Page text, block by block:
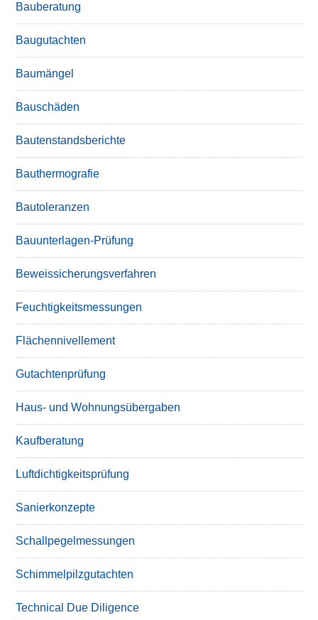
Bauberatung
Baugutachten
Baumängel
Bauschäden
Bautenstandsberichte
Bauthermografie
Bautoleranzen
Bauunterlagen-Prüfung
Beweissicherungsverfahren
Feuchtigkeitsmessungen
Flächennivellement
Gutachtenprüfung
Haus- und Wohnungsübergaben
Kaufberatung
Luftdichtigkeitsprüfung
Sanierkonzepte
Schallpegelmessungen
Schimmelpilzgutachten
Technical Due Diligence